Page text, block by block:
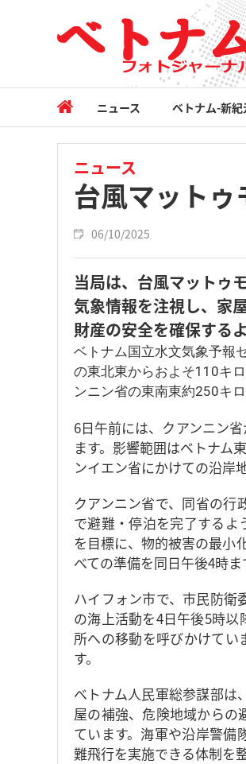
ニュース ベトナム-新紀
ニュース
台風マット
06/10/2025
当局は、台風マットゥ
気象情報を注視し、家
財産の安全を確保する
ベトナム国立水文気象予報
の東北東からおよそ110キ
ンニン省の東南東約250キ
6日午前には、クアンニン
ます。影響範囲はベトナム
ンイエン省にかけての沿岸
クアンニン省で、同省の
で避難・停泊を完了するよ
を目標に、物的被害の最小
べての準備を同日午後4時ま
ハイフォン市で、市民防衛
の海上活動を4日午後5時
所への移動を呼びかけてい
す。
ベトナム人民軍総参謀部は
屋の補強、危険地域からの
ています。海軍や沿岸警備
難飛行を実施できる体制を